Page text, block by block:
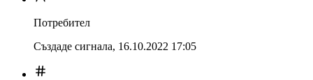
Потребител
Създаде сигнала, 16.10.2022 17:05